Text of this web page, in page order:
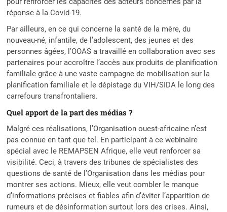
réponse à la Covid-19.
Par ailleurs, en ce qui concerne la santé de la mère, du
nouveau-né, infantile, de l’adolescent, des jeunes et des
personnes âgées, l’OOAS a travaillé en collaboration avec ses
partenaires pour accroître l’accès aux produits de planification
familiale grâce à une vaste campagne de mobilisation sur la
planification familiale et le dépistage du VIH/SIDA le long des
carrefours transfrontaliers.
Quel apport de la part des médias ?
Malgré ces réalisations, l’Organisation ouest-africaine n’est
pas connue en tant que tel. En participant à ce webinaire
spécial avec le REMAPSEN Afrique, elle veut renforcer sa
visibilité. Ceci, à travers des tribunes de spécialistes des
questions de santé de l’Organisation dans les médias pour
montrer ses actions. Mieux, elle veut combler le manque
d’informations précises et fiables afin d’éviter l’apparition de
rumeurs et de désinformation surtout lors des crises. Ainsi,